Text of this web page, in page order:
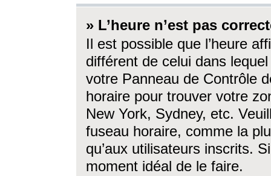
» L’heure n’est pas
Il est possible que l’heure
différent de celui dans
votre Panneau de Contrôle
horaire pour trouver votre
New York, Sydney, etc.
fuseau horaire, comme la
qu’aux utilisateurs inscrits.
moment idéal de le faire.